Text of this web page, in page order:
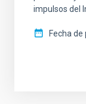
impulsos del
Fecha